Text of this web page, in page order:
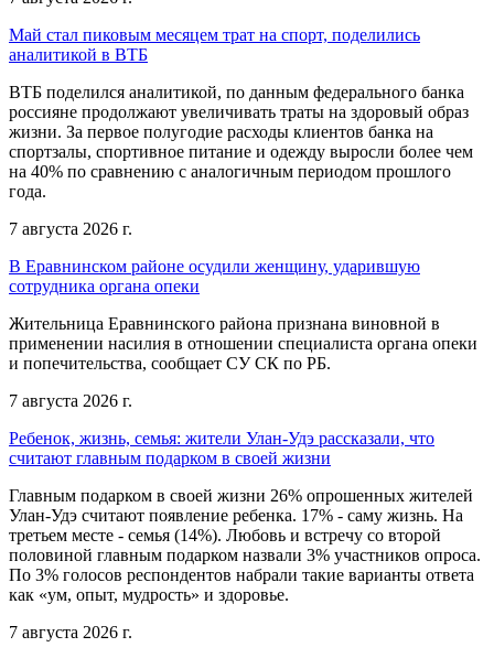
Май стал пиковым месяцем трат на спорт, поделились
аналитикой в ВТБ
ВТБ поделился аналитикой, по данным федерального банка
россияне продолжают увеличивать траты на здоровый образ
жизни. За первое полугодие расходы клиентов банка на
спортзалы, спортивное питание и одежду выросли более чем
на 40% по сравнению с аналогичным периодом прошлого
года.
7 августа 2026 г.
В Еравнинском районе осудили женщину, ударившую
сотрудника органа опеки
Жительница Еравнинского района признана виновной в
применении насилия в отношении специалиста органа опеки
и попечительства, сообщает СУ СК по РБ.
7 августа 2026 г.
Ребенок, жизнь, семья: жители Улан-Удэ рассказали, что
считают главным подарком в своей жизни
Главным подарком в своей жизни 26% опрошенных жителей
Улан-Удэ считают появление ребенка. 17% - саму жизнь. На
третьем месте - семья (14%). Любовь и встречу со второй
половиной главным подарком назвали 3% участников опроса.
По 3% голосов респондентов набрали такие варианты ответа
как «ум, опыт, мудрость» и здоровье.
7 августа 2026 г.